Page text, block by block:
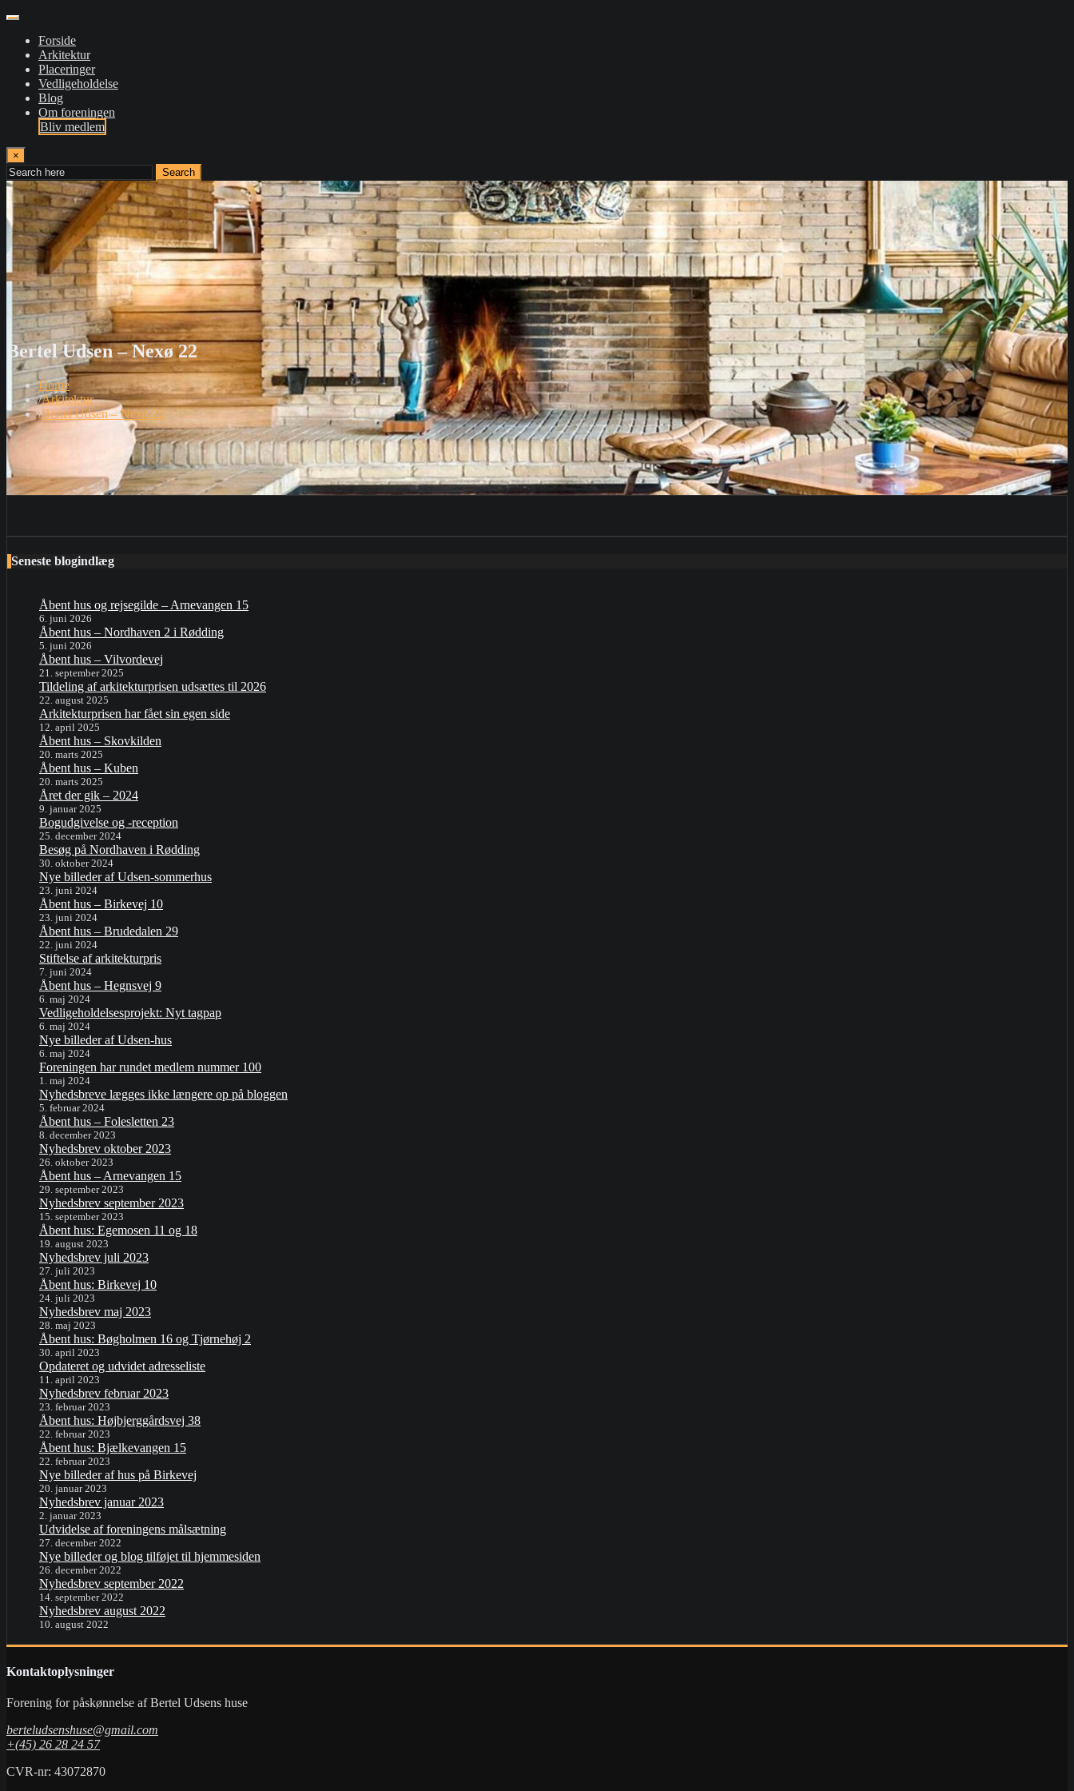
Forside
Arkitektur
Placeringer
Vedligeholdelse
Blog
Om foreningen
Bliv medlem
×
Search
Bertel Udsen – Nexø 22
Home
Arkitektur
Bertel Udsen – Nexø 22
Seneste blogindlæg
Åbent hus og rejsegilde – Arnevangen 15
6. juni 2026
Åbent hus – Nordhaven 2 i Rødding
5. juni 2026
Åbent hus – Vilvordevej
21. september 2025
Tildeling af arkitekturprisen udsættes til 2026
22. august 2025
Arkitekturprisen har fået sin egen side
12. april 2025
Åbent hus – Skovkilden
20. marts 2025
Åbent hus – Kuben
20. marts 2025
Året der gik – 2024
9. januar 2025
Bogudgivelse og -reception
25. december 2024
Besøg på Nordhaven i Rødding
30. oktober 2024
Nye billeder af Udsen-sommerhus
23. juni 2024
Åbent hus – Birkevej 10
23. juni 2024
Åbent hus – Brudedalen 29
22. juni 2024
Stiftelse af arkitekturpris
7. juni 2024
Åbent hus – Hegnsvej 9
6. maj 2024
Vedligeholdelsesprojekt: Nyt tagpap
6. maj 2024
Nye billeder af Udsen-hus
6. maj 2024
Foreningen har rundet medlem nummer 100
1. maj 2024
Nyhedsbreve lægges ikke længere op på bloggen
5. februar 2024
Åbent hus – Folesletten 23
8. december 2023
Nyhedsbrev oktober 2023
26. oktober 2023
Åbent hus – Arnevangen 15
29. september 2023
Nyhedsbrev september 2023
15. september 2023
Åbent hus: Egemosen 11 og 18
19. august 2023
Nyhedsbrev juli 2023
27. juli 2023
Åbent hus: Birkevej 10
24. juli 2023
Nyhedsbrev maj 2023
28. maj 2023
Åbent hus: Bøgholmen 16 og Tjørnehøj 2
30. april 2023
Opdateret og udvidet adresseliste
11. april 2023
Nyhedsbrev februar 2023
23. februar 2023
Åbent hus: Højbjerggårdsvej 38
22. februar 2023
Åbent hus: Bjælkevangen 15
22. februar 2023
Nye billeder af hus på Birkevej
20. januar 2023
Nyhedsbrev januar 2023
2. januar 2023
Udvidelse af foreningens målsætning
27. december 2022
Nye billeder og blog tilføjet til hjemmesiden
26. december 2022
Nyhedsbrev september 2022
14. september 2022
Nyhedsbrev august 2022
10. august 2022
Kontaktoplysninger
Forening for påskønnelse af Bertel Udsens huse
berteludsenshuse@gmail.com
+(45) 26 28 24 57
CVR-nr: 43072870